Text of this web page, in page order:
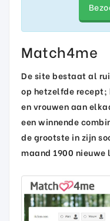
Match4me
De site bestaat al
op hetzelfde recept;
en vrouwen aan
een winnende
de grootste in zijn
maand 1900 nieuwe